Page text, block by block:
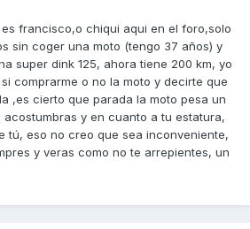
francisco,o chiqui aqui en el foro,solo
sin coger una moto (tengo 37 años) y
super dink 125, ahora tiene 200 km, yo
comprarme o no la moto y decirte que
,es cierto que parada la moto pesa un
y en cuanto a tu estatura,
tú, eso no creo que sea inconveniente,
y veras como no te arrepientes, un